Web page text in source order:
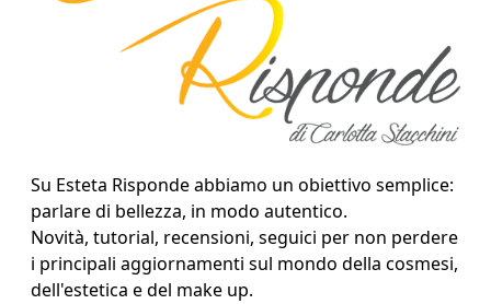
Su Esteta Risponde abbiamo un obiettivo semplice:
parlare di bellezza, in modo autentico.
Novità, tutorial, recensioni, seguici per non perdere
i principali aggiornamenti sul mondo della cosmesi,
dell'estetica e del make up.